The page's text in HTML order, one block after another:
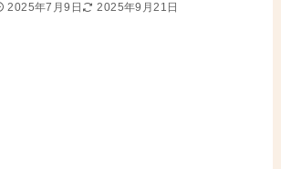
2025年7月9日 2025年9月21日